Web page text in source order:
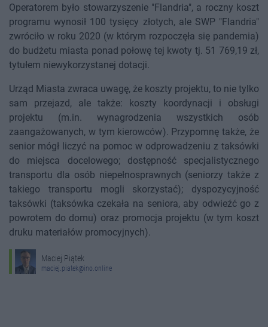
Operatorem było stowarzyszenie "Flandria", a roczny koszt
programu wynosił 100 tysięcy złotych, ale SWP "Flandria"
zwróciło w roku 2020 (w którym rozpoczęła się pandemia)
do budżetu miasta ponad połowę tej kwoty tj. 51 769,19 zł,
tytułem niewykorzystanej dotacji.
Urząd Miasta zwraca uwagę, że koszty projektu, to nie tylko
sam przejazd, ale także: koszty koordynacji i obsługi
projektu (m.in. wynagrodzenia wszystkich osób
zaangażowanych, w tym kierowców). Przypomnę także, że
senior mógł liczyć na pomoc w odprowadzeniu z taksówki
do miejsca docelowego; dostępność specjalistycznego
transportu dla osób niepełnosprawnych (seniorzy także z
takiego transportu mogli skorzystać); dyspozycyjność
taksówki (taksówka czekała na seniora, aby odwieźć go z
powrotem do domu) oraz promocja projektu (w tym koszt
druku materiałów promocyjnych).
Maciej Piątek
maciej.piatek@ino.online